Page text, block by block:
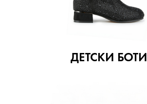
ДЕТСКИ БОТИ